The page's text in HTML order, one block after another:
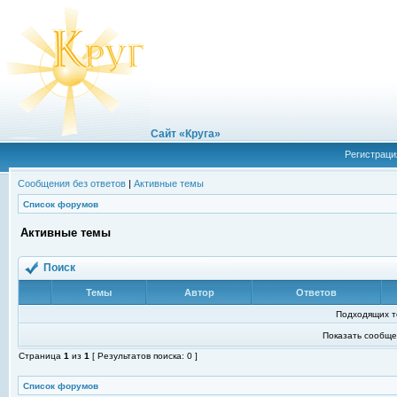
Сайт «Круга»
Сообщения без ответов | Активные темы
Список форумов
Активные темы
Поиск
Темы Автор Ответов
Подходящих
Показать
Страница 1 из 1 [ Результатов поиска: 0 ]
Список форумов